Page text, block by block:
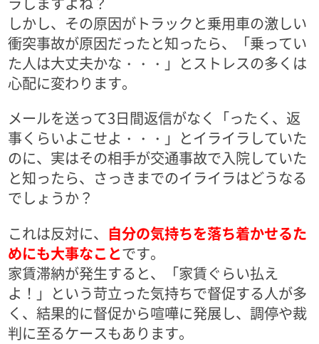
しかし、その原因がトラックと乗用車の激しい
衝突事故が原因だったと知ったら、「乗ってい
た人は大丈夫かな・・・」とストレスの多くは
心配に変わります。
メールを送って3日間返信がなく「ったく、返
事くらいよこせよ・・・」とイライラしていた
のに、実はその相手が交通事故で入院していた
と知ったら、さっきまでのイライラはどうなる
でしょうか？
これは反対に、 自分の気持ちを落ち着かせるた
めにも大事なことです。
家賃滞納が発生すると、「家賃ぐらい払え
よ！」という苛立った気持ちで督促する人が多
く、結果的に督促から喧嘩に発展し、調停や裁
判に至るケースもあります。